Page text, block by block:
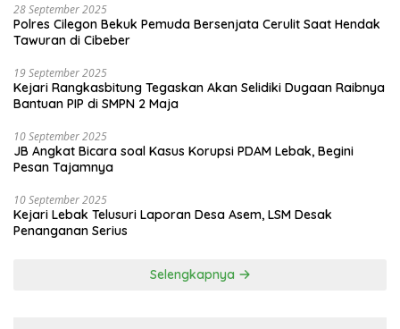
28 September 2025
Polres Cilegon Bekuk Pemuda Bersenjata Cerulit Saat Hendak
Tawuran di Cibeber
19 September 2025
Kejari Rangkasbitung Tegaskan Akan Selidiki Dugaan Raibnya
Bantuan PIP di SMPN 2 Maja
10 September 2025
JB Angkat Bicara soal Kasus Korupsi PDAM Lebak, Begini
Pesan Tajamnya
10 September 2025
Kejari Lebak Telusuri Laporan Desa Asem, LSM Desak
Penanganan Serius
Selengkapnya